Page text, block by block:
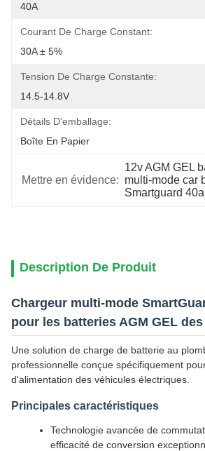
40A
Courant De Charge Constant:
30A ± 5%
Tension De Charge Constante:
14.5-14.8V
Détails D'emballage:
Boîte En Papier
Mettre en évidence:
12v AGM GEL
multi-mode car
Smartguard
Description De Produit
Chargeur multi-mode
pour les batteries AGM GEL
Une solution de charge de batterie au
professionnelle conçue spécifiquement
d'alimentation des véhicules électriques.
Principales caractéristiques
Technologie avancée de
efficacité de conversion